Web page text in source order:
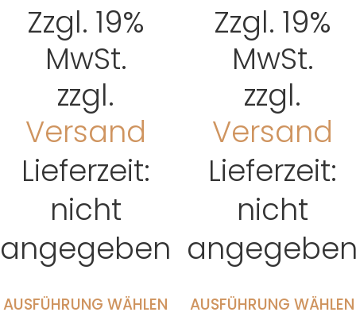
Zzgl. 19%
MwSt.
zzgl.
Versand
Lieferzeit:
nicht
angegeben
AUSFÜHRUNG WÄHLEN
Zzgl. 19%
MwSt.
zzgl.
Versand
Lieferzeit:
nicht
AUSFÜHRUNG WÄHLEN